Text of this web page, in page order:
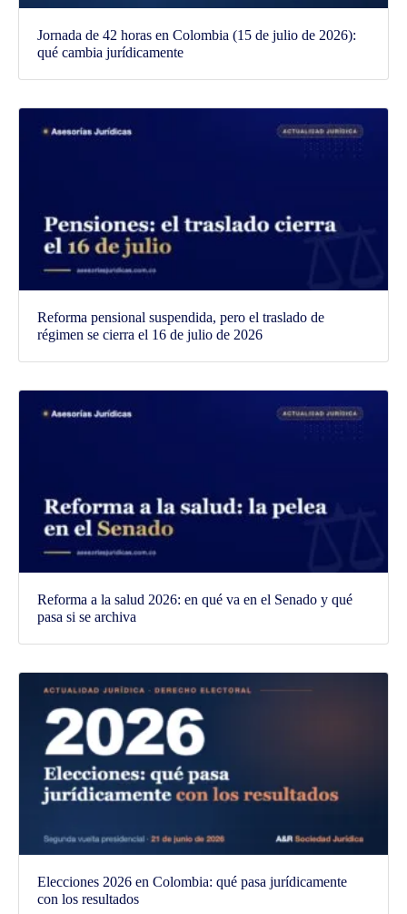
Jornada de 42 horas en Colombia (15 de julio de 2026):
qué cambia jurídicamente
Reforma pensional suspendida, pero el traslado de
régimen se cierra el 16 de julio de 2026
Reforma a la salud 2026: en qué va en el Senado y qué
pasa si se archiva
Elecciones 2026 en Colombia: qué pasa jurídicamente
con los resultados